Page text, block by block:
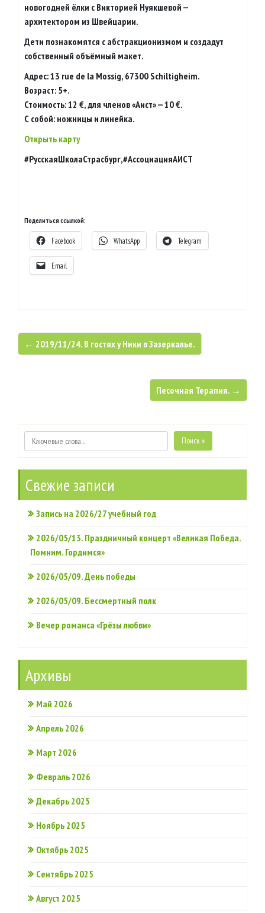
новогодней ёлки с Викторией Нуякшевой —
архитектором из Швейцарии.
Дети познакомятся с абстракционизмом и создадут
собственный объёмный макет.
Адрес: 13 rue de la Mossig, 67300 Schiltigheim.
Возраст: 5+.
Стоимость: 12 €, для членов «Аист» — 10 €.
С собой: ножницы и линейка.
Открыть карту
#РусскаяШколаСтрасбург,#АссоциацияАИСТ
Поделиться ссылкой:
Facebook WhatsApp Telegram
Email
← 2019/11/24. В гостях у Ники в Зазеркалье.
Песочная Терапия. →
Поиск »
Свежие записи
Запись на 2026/27 учебный год
2026/05/13. Праздничный концерт «Великая Победа.
Помним. Гордимся»
2026/05/09. День победы
2026/05/09. Бессмертный полк
Вечер романса «Грёзы любви»
Архивы
Май 2026
Апрель 2026
Март 2026
Февраль 2026
Декабрь 2025
Ноябрь 2025
Октябрь 2025
Сентябрь 2025
Август 2025